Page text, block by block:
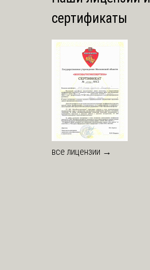
сертификаты
все лицензии →